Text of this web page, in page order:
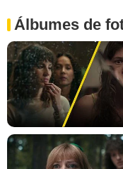
Álbumes de